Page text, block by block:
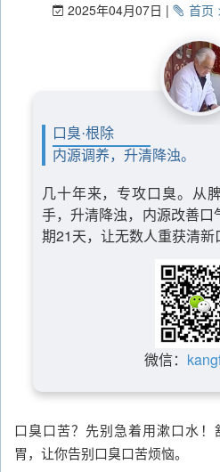
2025年04月07日 首页
口臭·根除
内源调养，升清降浊。
几十年来，专攻口臭。从
手，升清降浊，内源改善口
期21天，让无数人重获清新
微信：
口臭口苦？先别急着用漱口水
胃，让你告别口臭口苦烦恼。